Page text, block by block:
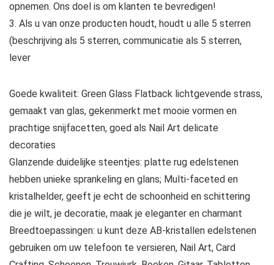
opnemen. Ons doel is om klanten te bevredigen!
3. Als u van onze producten houdt, houdt u alle 5 sterren
(beschrijving als 5 sterren, communicatie als 5 sterren,
lever
Goede kwaliteit: Green Glass Flatback lichtgevende strass,
gemaakt van glas, gekenmerkt met mooie vormen en
prachtige snijfacetten, goed als Nail Art delicate
decoraties
Glanzende duidelijke steentjes: platte rug edelstenen
hebben unieke sprankeling en glans; Multi-faceted en
kristalhelder, geeft je echt de schoonheid en schittering
die je wilt, je decoratie, maak je eleganter en charmant
Breedtoepassingen: u kunt deze AB-kristallen edelstenen
gebruiken om uw telefoon te versieren, Nail Art, Card